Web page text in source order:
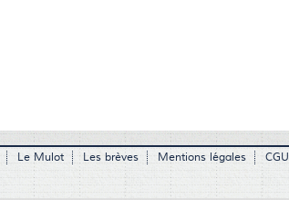
Le Mulot Les brèves Mentions légales CGU